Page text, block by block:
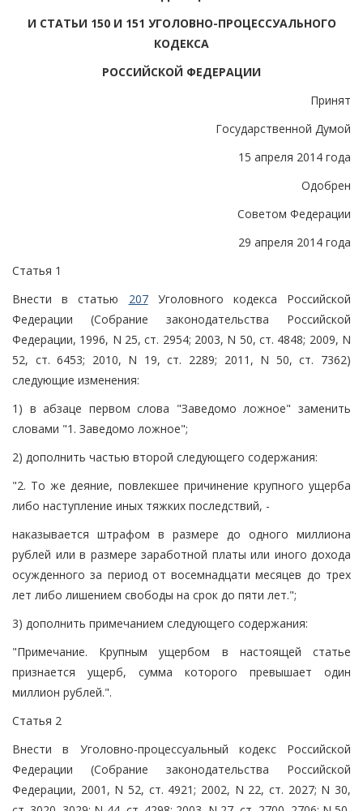
И СТАТЬИ 150 И 151 УГОЛОВНО-ПРОЦЕССУАЛЬНОГО
КОДЕКСА
РОССИЙСКОЙ ФЕДЕРАЦИИ
Принят
Государственной Думой
15 апреля 2014 года
Одобрен
Советом Федерации
29 апреля 2014 года
Статья 1
Внести в статью 207Уголовного кодекса Российской
Федерации (Собрание законодательства Российской
Федерации, 1996, N 25, ст. 2954; 2003, N 50, ст. 4848; 2009, N
52, ст. 6453; 2010, N 19, ст. 2289; 2011, N 50, ст. 7362)
следующие изменения:
1) в абзаце первом слова "Заведомо ложное" заменить
словами "1. Заведомо ложное";
2) дополнить частью второй следующего содержания:
"2. То же деяние, повлекшее причинение крупного ущерба
либо наступление иных тяжких последствий, -
наказывается штрафом в размере до одного миллиона
рублей или в размере заработной платы или иного дохода
осужденного за период от восемнадцати месяцев до трех
лет либо лишением свободы на срок до пяти лет.";
3) дополнить примечанием следующего содержания:
"Примечание. Крупным ущербом в настоящей статье
признается ущерб, сумма которого превышает один
миллион рублей.".
Статья 2
Внести в Уголовно-процессуальный кодекс Российской
Федерации (Собрание законодательства Российской
Федерации, 2001, N 52, ст. 4921; 2002, N 22, ст. 2027; N 30,